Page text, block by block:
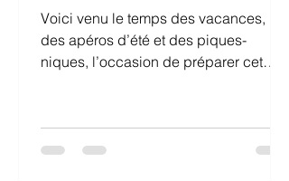
Voici venu le temps des vacances,
des apéros d’été et des piques-
niques, l’occasion de préparer cet
confit Pour 4 personnes: 1 petite boîte
de pois-chiches, 1/2 oignon, 2 c.a